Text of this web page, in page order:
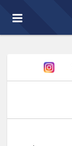
Toggle
navigation